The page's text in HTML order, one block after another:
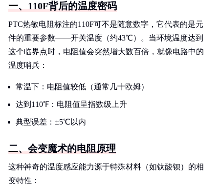
一、110F背后的温度密码
PTC热敏电阻标注的110F可不是随意数字，它代表的是元
件的重要参数——开关温度（约43℃）。当环境温度达到
这个临界点时，电阻值会突然增大数百倍，就像电路中的
温度哨兵：
常温下：电阻值较低（通常几十欧姆）
达到110℉：电阻值呈指数级上升
典型误差：±5℃以内
二、会变魔术的电阻原理
这种神奇的温度感应能力源于特殊材料（如钛酸钡）的相
变特性：